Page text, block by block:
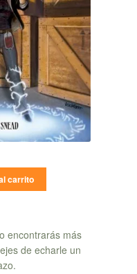
carrito
encontrarás más
de echarle un